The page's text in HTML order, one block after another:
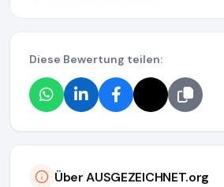
Diese Bewertung teilen:
Über AUSGEZEICHNET.org